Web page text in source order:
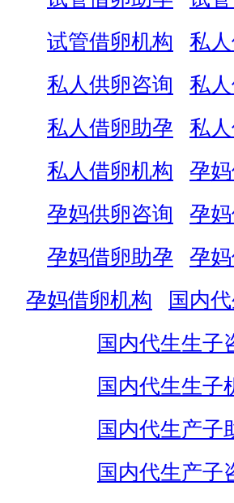
试管借卵机构
私
私人供卵咨询
私
私人借卵助孕
私
私人借卵机构
孕
孕妈供卵咨询
孕
孕妈借卵助孕
孕
孕妈借卵机构
国内
国内代生生子
国内代生生子
国内代生产子
国内代生产子